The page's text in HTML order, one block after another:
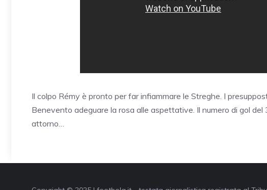
Il colpo Rémy è pronto per far infiammare le Streghe. I
Benevento adeguare la rosa alle aspettative. Il numero di gol
attorno…